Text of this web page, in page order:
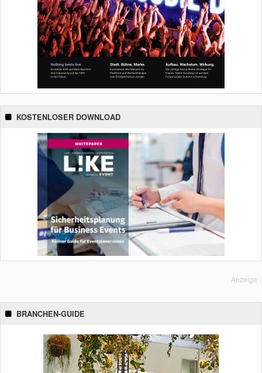
KOSTENLOSER DOWNLOAD
Anzeige
BRANCHEN-GUIDE